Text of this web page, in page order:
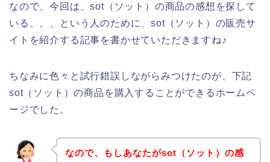
なので、今回は、sot（ソット）の商品の感想を探して
いる、、、という人のために、sot（ソット）の販売サ
イトを紹介する記事を書かせていただきますね♪
ちなみに色々と試行錯誤しながらみつけたのが、下記
sot（ソット）の商品を購入することができるホームペ
ージでした。
なので、もしあなたがsot（ソット）の感